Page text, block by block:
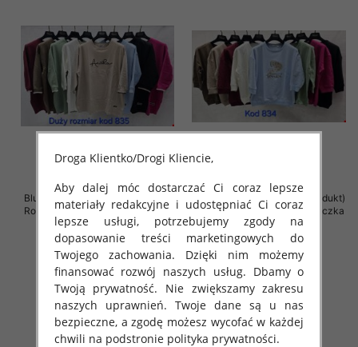
Bluzki damskie ( Turecki produkt)
Roz Standard , Mix Kolor .Paczka
10 szt
46.00 zł
szczegóły
Bluzki damskie ( Turecki produkt)
Roz Standard , Mix Kolor .Paczka
12 szt
43.00 zł
szczegóły
Droga Klientko/Drogi Kliencie,
Aby dalej móc dostarczać Ci coraz lepsze
materiały redakcyjne i udostępniać Ci coraz
lepsze usługi, potrzebujemy zgody na
dopasowanie treści marketingowych do
Twojego zachowania. Dzięki nim możemy
finansować rozwój naszych usług. Dbamy o
Twoją prywatność. Nie zwiększamy zakresu
naszych uprawnień. Twoje dane są u nas
bezpieczne, a zgodę możesz wycofać w każdej
chwili na podstronie polityka prywatności.